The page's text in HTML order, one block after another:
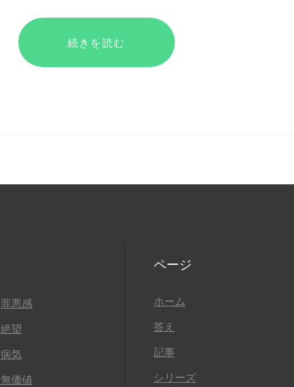
続きを読む
罪悪感
絶望
病気
無価値
ページ
ホーム
答え
記事
シリーズ